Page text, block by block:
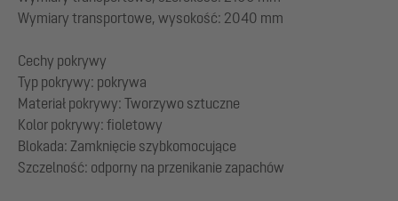
Wymiary transportowe, wysokość: 2040 mm
Cechy pokrywy
Typ pokrywy: pokrywa
Materiał pokrywy: Tworzywo sztuczne
Kolor pokrywy: fioletowy
Blokada: Zamknięcie szybkomocujące
Szczelność: odporny na przenikanie zapachów